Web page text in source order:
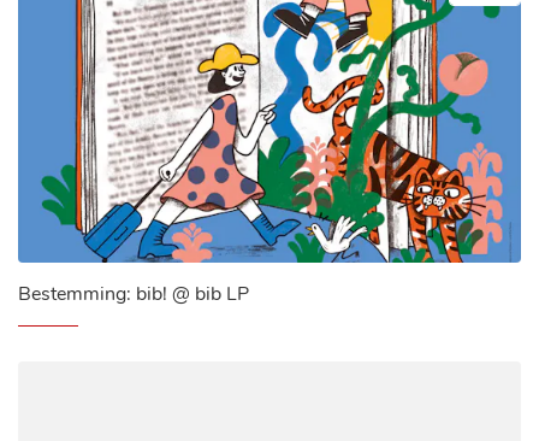
Bestemming: bib! @ bib LP